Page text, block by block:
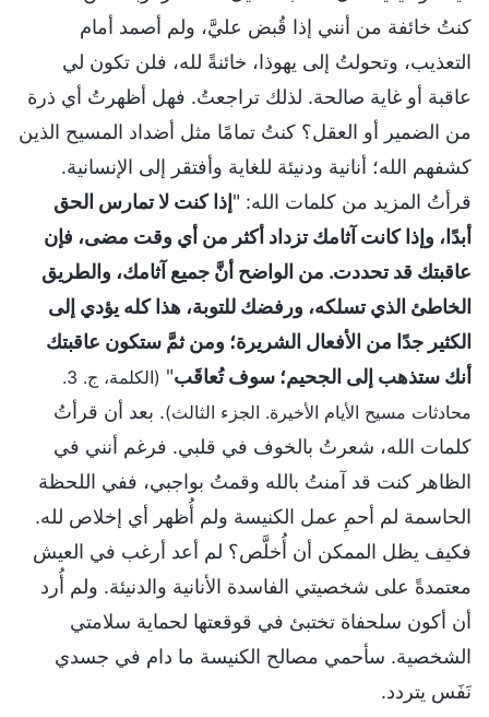
كنتُ خائفة من أنني إذا قُبض عليَّ، ولم أصمد أمام
التعذيب، وتحولتُ إلى يهوذا، خائنةً لله، فلن تكون لي
عاقبة أو غاية صالحة. لذلك تراجعتُ. فهل أظهرتُ أي ذرة
من الضمير أو العقل؟ كنتُ تمامًا مثل أضداد المسيح الذين
كشفهم الله؛ أنانية ودنيئة للغاية وأفتقر إلى الإنسانية.
قرأتُ المزيد من كلمات الله: "إذا كنت لا تمارس الحق
أبدًا، وإذا كانت آثامك تزداد أكثر من أي وقت مضى، فإن
عاقبتك قد تحددت. من الواضح أنَّ جميع آثامك، والطريق
الخاطئ الذي تسلكه، ورفضك للتوبة، هذا كله يؤدي إلى
الكثير جدًا من الأفعال الشريرة؛ ومن ثمَّ ستكون عاقبتك
أنك ستذهب إلى الجحيم؛ سوف تُعاقَب"
(الكلمة، ج. 3.
محادثات مسيح الأيام الأخيرة. الجزء الثالث). بعد أن قرأتُ
كلمات الله، شعرتُ بالخوف في قلبي. فرغم أنني في
الظاهر كنت قد آمنتُ بالله وقمتُ بواجبي، ففي اللحظة
الحاسمة لم أحمِ عمل الكنيسة ولم أُظهر أي إخلاص لله.
فكيف يظل الممكن أن أُخلَّص؟ لم أعد أرغب في العيش
معتمدةً على شخصيتي الفاسدة الأنانية والدنيئة. ولم أُرد
أن أكون سلحفاة تختبئ في قوقعتها لحماية سلامتي
الشخصية. سأحمي مصالح الكنيسة ما دام في جسدي
نَفَس يتردد.